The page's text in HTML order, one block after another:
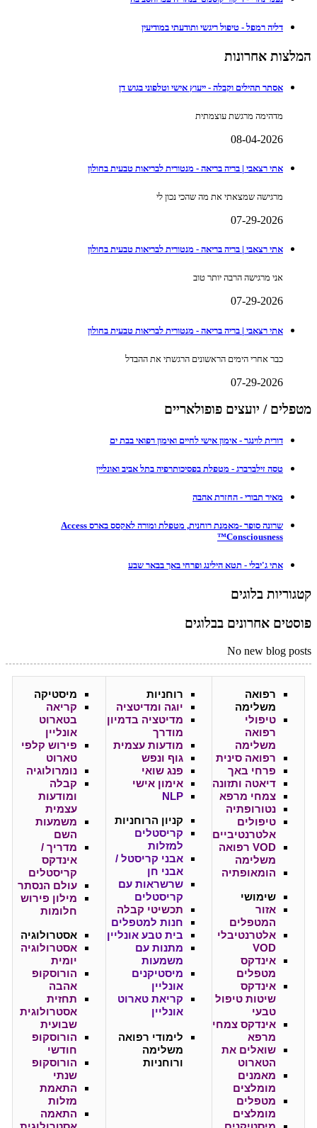
דליה רמפל - טיפול ריגשי ותודעתי במודיעין
המלצות אחרונות
אסתר תהילים וקבלה - ייעוץ אישי וטלפוני בגוש דן
מדהימה מרגשת עוצמתית
08-04-2026
אתי רצאבי | בריה בריאה - מנטורית לבריאות טבעית בחולון
מרגישה שמצאתי את מה שהכי נכון לי
07-29-2026
אתי רצאבי | בריה בריאה - מנטורית לבריאות טבעית בחולון
אני מרגישה הרבה יותר טוב
07-29-2026
אתי רצאבי | בריה בריאה - מנטורית לבריאות טבעית בחולון
כבר אחרי הימים הראשונים הרגשתי את ההבדל
07-29-2026
מטפלים / יועצים פופולאריים
דורית לוינגר - אימון אישי לחיים ואימון רפואי בבת ים
טסה זילברברג - מטפלת בפסיכותרפיה בתל אביב ואונליין
מאיר תבורי - החזרת אהבה
שרונה סופר -מאמנת רוחנית, מטפלת ומורה לאקסס בארס Access
Consciousness™
אתי ג'יבלי - תטא הילינג ופרחי באך בבאר שבע
קטגוריות בלוגים
פוסטים אחרונים בבלוגים
No new blog posts
רפואה
משלימה
טיפולי
רפואה
משלימה
רפואה סינית
פרחי באך
דיאטה ותזונה
צמחי מרפא
נטורופתיה
טיפולים
אלטרנטיביים
VOD רפואה
משלימה
הומאופתיה
שימושי
אזור
המטפלים
אלטרנטיבלי
VOD
אינדקס
מטפלים
אינדקס
שיטות טיפול
טבעי
אינדקס צמחי
מרפא
שואלים את
הטארוט
מאמנים
מומלצים
מטפלים
מומלצים
רוחניות
יוגה ומדיטציה
מדיטציה בדמיון
מודרך
מודעות עצמית
גוף ונפש
פנג שואי
אימון אישי
NLP
קניון הרוחניות
קריסטלים
למזלות
אבני קריסטל /
אבני חן
שרשראות עם
קריסטלים
תכשיטי קבלה
חנות למטפלים
בית טבע אונליין
מתנות עם
משמעות
מיסטיקנים
אונליין
קריאת טארוט
אונליין
לימודי רפואה
משלימה
ורוחניות
מיסטיקה
קריאה
בטארוט
אונליין
פירוש קלפי
טארוט
נומרולוגיה
קבלה
ומודעות
עצמית
משמעות
השם
מדריך /
אינדקס
קריסטלים
עולם הנסתר
מילון פירוש
חלומות
אסטרולוגיה
אסטרולוגיה
יומית
הורוסקופ
אהבה
תחזית
אסטרולוגית
שבועית
הורוסקופ
חודשי
הורוסקופ
שנתי
התאמת
מזלות
התאמה